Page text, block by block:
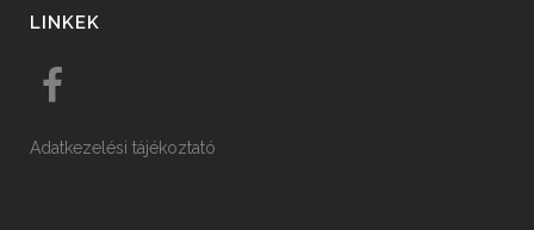
LINKEK
Adatkezelési tájékoztató